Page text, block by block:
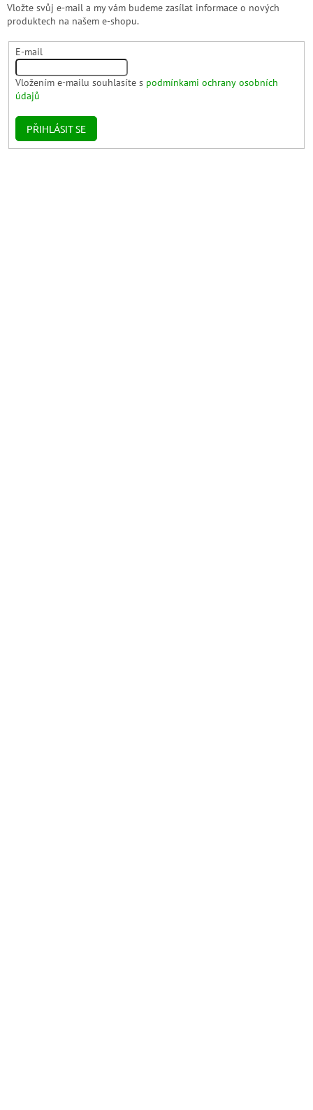
Vložte svůj e-mail a my vám budeme zasílat informace o nových
produktech na našem e-shopu.
E-mail
Vložením e-mailu souhlasíte s podmínkami ochrany osobních
údajů
PŘIHLÁSIT SE